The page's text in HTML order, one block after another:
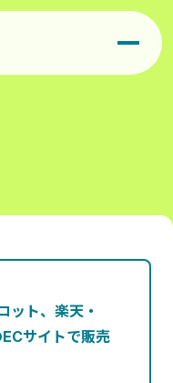
画・制作
ット、楽天・
サイトで販売